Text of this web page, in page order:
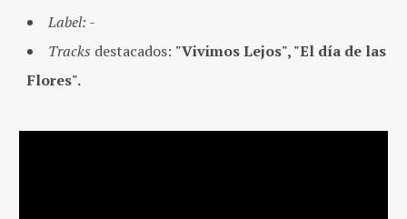
Label: -
Tracks destacados: "Vivimos Lejos", "El día de las
Flores".